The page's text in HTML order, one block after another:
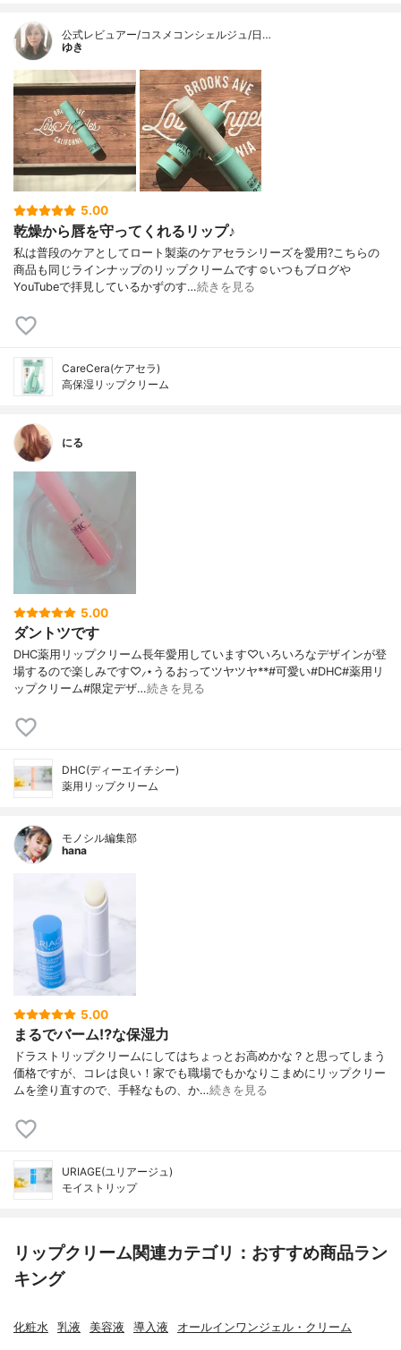
公式レビュアー/コスメコンシェルジュ/日…
ゆき
5.00
乾燥から唇を守ってくれるリップ♪
私は普段のケアとしてロート製薬のケアセラシリーズを愛用?こちらの
商品も同じラインナップのリップクリームです☺️いつもブログや
YouTubeで拝見しているかずのす…続きを見る
CareCera(ケアセラ)
高保湿リップクリーム
にる
5.00
ダントツです
DHC薬用リップクリーム長年愛用しています♡いろいろなデザインが登
場するので楽しみです♡⸝⋆うるおってツヤツヤ**#可愛い#DHC#薬用リ
ップクリーム#限定デザ…続きを見る
DHC(ディーエイチシー)
薬用リップクリーム
モノシル編集部
hana
5.00
まるでバーム⁉な保湿力
ドラストリップクリームにしてはちょっとお高めかな？と思ってしまう
価格ですが、コレは良い！家でも職場でもかなりこまめにリップクリー
ムを塗り直すので、手軽なもの、か…続きを見る
URIAGE(ユリアージュ)
モイストリップ
リップクリーム関連カテゴリ：おすすめ商品ラン
キング
化粧水 乳液 美容液 導入液 オールインワンジェル・クリーム